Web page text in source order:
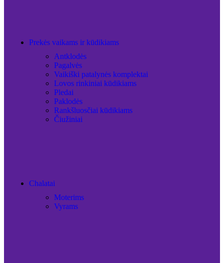
Prekės vaikams ir kūdikiams
Antklodės
Pagalvės
Vaikiški patalynės komplektai
Lovos rinkiniai kūdikiams
Pledai
Paklodės
Rankšluosčiai kūdikiams
Čiužiniai
Chalatai
Moterims
Vyrams